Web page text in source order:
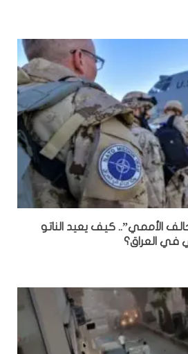
الأممي”.. كيف يعيد الناتو
في العراق؟